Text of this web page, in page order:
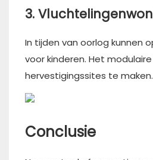
3.
In tijden van oorlog kunnen
voor kinderen. Het
hervestigingssites te maken.
Conclusie